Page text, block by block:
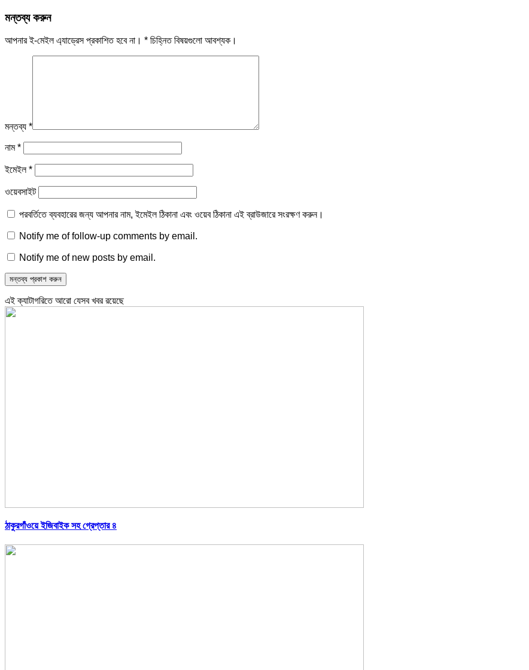
মন্তব্য করুন
আপনার ই-মেইল এ্যাড্রেস প্রকাশিত হবে না। * চিহ্নিত বিষয়গুলো আবশ্যক।
মন্তব্য *
নাম*
ইমেইল*
ওয়েবসাইট
পরবর্তিতে ব্যবহারের জন্য আপনার নাম, ইমেইল ঠিকানা এবং ওয়েব ঠিকানা এই ব্রাউজারে সংরক্ষণ করুন।
Notify me of follow-up comments by email.
Notify me of new posts by email.
এই ক্যাটাগরিতে আরো যেসব খবর রয়েছে
ঠাকুরগাঁওয়ে ইজিবাইক সহ গ্রেপ্তার ৪